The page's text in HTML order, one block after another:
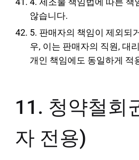
않습니다.
5. 판매자의 책임이 제외되
우, 이는 판매자의 직원, 대
개인 책임에도 동일하게 적
11. 청약철회
자 전용)